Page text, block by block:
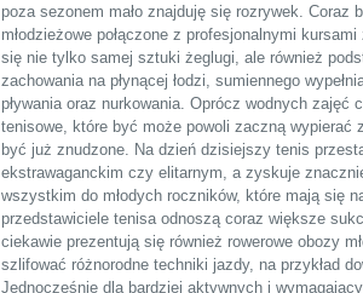
poza sezonem mało znajduję się rozrywek. Coraz
młodzieżowe połączone z profesjonalnymi
się nie tylko samej sztuki żeglugi, ale również
zachowania na płynącej łodzi, sumiennego
pływania oraz nurkowania. Oprócz wodnych
tenisowe, które być może powoli zaczną wypierać
być już znudzone. Na dzień dzisiejszy tenis
ekstrawaganckim czy elitarnym, a zyskuje
wszystkim do młodych roczników, które mają się
przedstawiciele tenisa odnoszą coraz większe
ciekawie prezentują się również rowerowe obozy
szlifować różnorodne techniki jazdy, na przykład
Jednocześnie dla bardziej aktywnych i